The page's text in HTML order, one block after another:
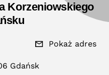
Korzeniowskiego
Pokaż adres
Gdańsk